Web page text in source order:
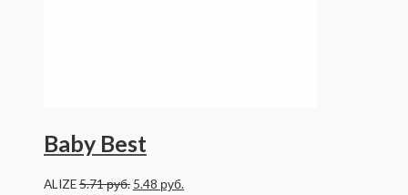
Baby Best
ALIZE5.71руб. 5.48 руб.